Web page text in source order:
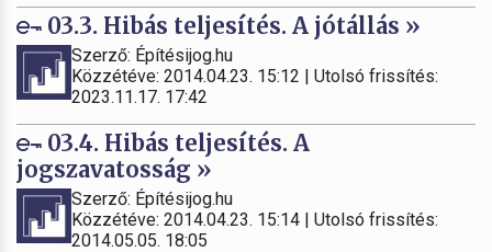
03.3. Hibás teljesítés. A jótállás »
Szerző: Építésijog.hu
Közzétéve: 2014.04.23. 15:12 | Utolsó frissítés:
2023.11.17. 17:42
03.4. Hibás teljesítés. A
jogszavatosság »
Szerző: Építésijog.hu
Közzétéve: 2014.04.23. 15:14 | Utolsó frissítés:
2014.05.05. 18:05